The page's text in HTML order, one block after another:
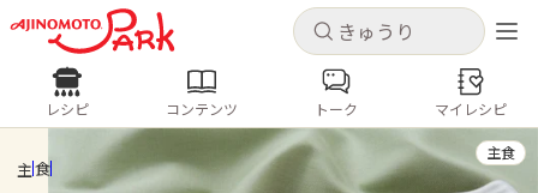
キャンセル
ログインするとレシピを保存できます
ログイン 新規登録
キャンセル
レシピ コンテンツ
レシピ コンテンツ トーク マイレシピ
主食
主食